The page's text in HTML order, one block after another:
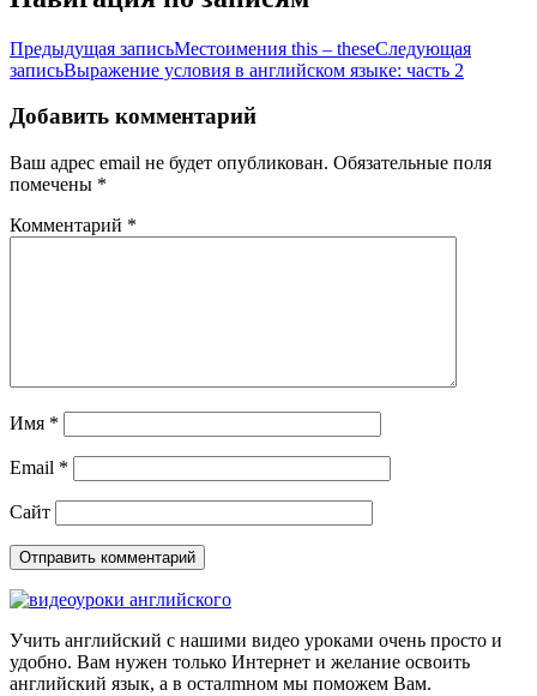
Предыдущая записьМестоимения this – theseСледующая
записьВыражение условия в английском языке: часть 2
Добавить комментарий
Ваш адрес email не будет опубликован. Обязательные поля
помечены *
Комментарий *
Имя *
Email *
Сайт
Учить английский с нашими видео уроками очень просто и
удобно. Вам нужен только Интернет и желание освоить
английский язык, а в осталmном мы поможем Вам.